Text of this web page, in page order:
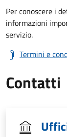
Per conoscere i
informazioni
servizio.
Termini e
Contatti